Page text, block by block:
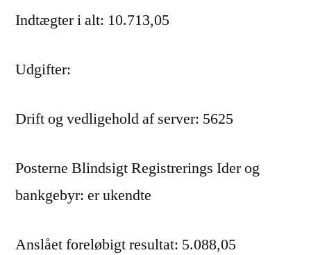
Indtægter i alt: 10.713,05
Udgifter:
Drift og vedligehold af server: 5625
Posterne Blindsigt Registrerings Ider og
bankgebyr: er ukendte
Anslået foreløbigt resultat: 5.088,05